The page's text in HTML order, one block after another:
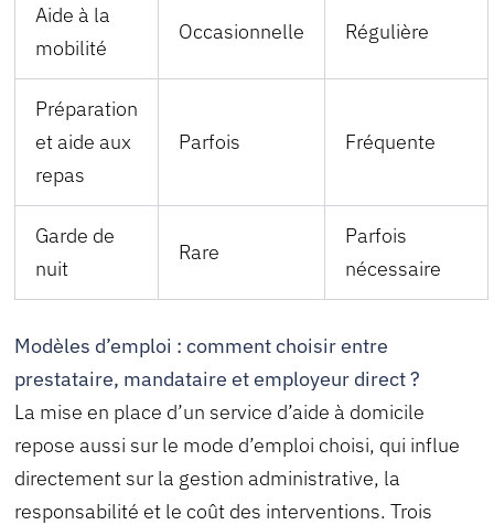
Aide à la
mobilité
Occasionnelle Régulière
Préparation
et aide aux
repas
Parfois Fréquente
Garde de
nuit
Rare
Parfois
nécessaire
Modèles d’emploi : comment choisir entre
prestataire, mandataire et employeur direct ?
La mise en place d’un service d’aide à domicile
repose aussi sur le mode d’emploi choisi, qui influe
directement sur la gestion administrative, la
responsabilité et le coût des interventions. Trois